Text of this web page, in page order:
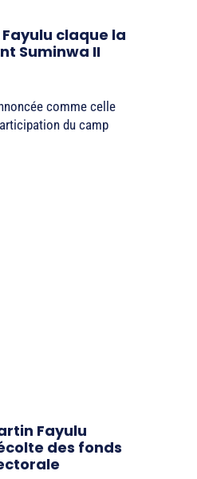
claque la
Suminwa II
comme celle
du camp
Fayulu
des fonds